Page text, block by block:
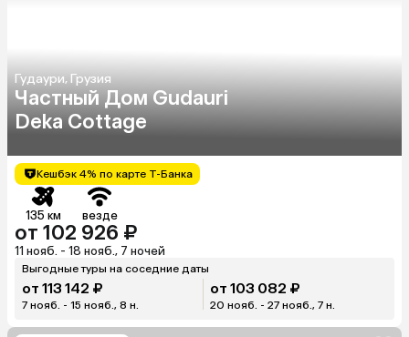
Гудаури, Грузия
Частный Дом Gudauri
Deka Cottage
Кешбэк 4% по карте Т-Банка
135 км везде
от 102 926 ₽
11 нояб. - 18 нояб., 7 ночей
Выгодные туры на соседние даты
от 113 142 ₽
7 нояб. - 15 нояб., 8 н.
от 103 082 ₽
20 нояб. - 27 нояб., 7 н.